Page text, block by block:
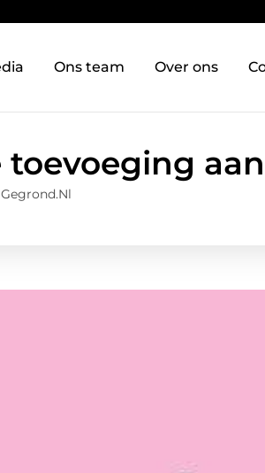
Ons team Over ons
toevoeging